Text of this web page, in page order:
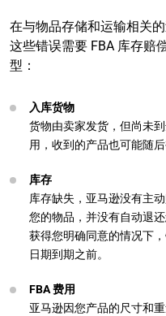
在与物品存储和运输相关
这些错误需要 FBA 库存赔
型：
入库货物
货物由卖家发货，但尚未
用，收到的产品也可能随后
库存
库存缺失，亚马逊没有主
您的物品，并没有自动退
获得您明确同意的情况下
日期到期之前。
FBA 费用
亚马逊因您产品的尺寸和